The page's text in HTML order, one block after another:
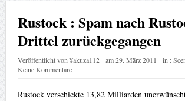
Rustock : Spam nach
Drittel zurückgegangen
Veröffentlicht von¥akuza112 am29. März 2011 in :
Keine Kommentare
Rustock verschickte 13,82 Milliarden